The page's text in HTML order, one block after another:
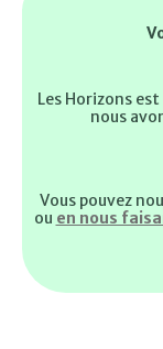
Les Horizons
nous
Vous pouvez
ou en nous